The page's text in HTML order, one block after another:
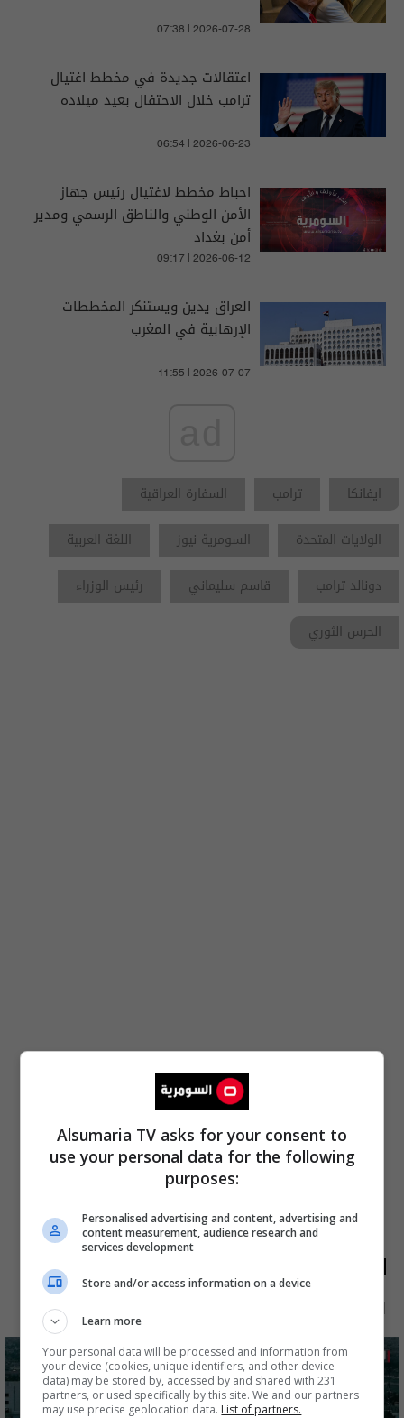
07:38 | 2026-07-28
اعتقالات جديدة في مخطط اغتيال
ترامب خلال الاحتفال بعيد ميلاده
06:54 | 2026-06-23
احباط مخطط لاغتيال رئيس جهاز
الأمن الوطني والناطق الرسمي ومدير
أمن بغداد
09:17 | 2026-06-12
العراق يدين ويستنكر المخططات
الإرهابية في المغرب
11:55 | 2026-07-07
ايفانكا ترامب
السفارة العراقية
الولايات المتحدة
السومرية نيوز
اللغة العربية
دونالد ترامب
قاسم سليماني
رئيس الوزراء
الحرس الثوري
الأكثر قراءة
الآن
Alsumaria TV asks for your consent to
use your personal data for the following
purposes:
Personalised advertising and content, advertising and
content measurement, audience research and
services development
Store and/or access information on a device
Learn more
Your personal data will be processed and information from
your device (cookies, unique identifiers, and other device
data) may be stored by, accessed by and shared with 231
partners, or used specifically by this site. We and our partners
may use precise geolocation data. List of partners.